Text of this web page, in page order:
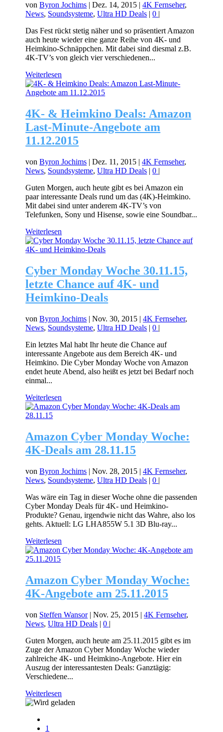
vonByron Jochims |Dez. 14, 2015 |4K Fernseher,
News, Soundsysteme,Ultra HD Deals |0 |
Das Fest rückt stetig näher und so präsentiert Amazon
auch heute wieder eine ganze Reihe von 4K- und
Heimkino-Schnäppchen. Mit dabei sind diesmal z.B.
4K-TV’s von gleich vier verschiedenen...
Weiterlesen
4K- & Heimkino Deals: Amazon
Last-Minute-Angebote am
11.12.2015
vonByron Jochims |Dez. 11, 2015 |4K Fernseher,
News, Soundsysteme,Ultra HD Deals |0 |
Guten Morgen, auch heute gibt es bei Amazon ein
paar interessante Deals rund um das (4K)-Heimkino.
Mit dabei sind unter anderem 4K-TV’s von
Telefunken, Sony und Hisense, sowie eine Soundbar...
Weiterlesen
Cyber Monday Woche 30.11.15,
letzte Chance auf 4K- und
Heimkino-Deals
vonByron Jochims |Nov. 30, 2015 |4K Fernseher,
News, Soundsysteme,Ultra HD Deals |0 |
Ein letztes Mal habt Ihr heute die Chance auf
interessante Angebote aus dem Bereich 4K- und
Heimkino. Die Cyber Monday Woche von Amazon
endet heute Abend, also heißt es jetzt bei Bedarf noch
einmal...
Weiterlesen
Amazon Cyber Monday Woche:
4K-Deals am 28.11.15
vonByron Jochims |Nov. 28, 2015 |4K Fernseher,
News, Soundsysteme,Ultra HD Deals |0 |
Was wäre ein Tag in dieser Woche ohne die passenden
Cyber Monday Deals für 4K- und Heimkino-
Produkte? Genau, irgendwie nicht das Wahre, also los
gehts. Aktuell: LG LHA855W 5.1 3D Blu-ray...
Weiterlesen
Amazon Cyber Monday Woche:
4K-Angebote am 25.11.2015
von Steffen Wansor|Nov. 25, 2015 |4K Fernseher,
News,Ultra HD Deals |0 |
Guten Morgen, auch heute am 25.11.2015 gibt es im
Zuge der Amazon Cyber Monday Woche wieder
zahlreiche 4K- und Heimkino-Angebote. Hier ein
Auszug der interessantesten Deals: Ganztägig:
Verschiedene...
Weiterlesen
1